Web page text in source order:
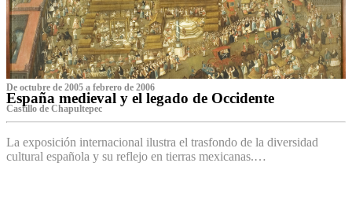
De octubre de 2005 a febrero de 2006
España medieval y el legado de Occidente
Castillo de Chapultepec
La exposición internacional ilustra el trasfondo de la diversidad
cultural española y su reflejo en tierras mexicanas.…